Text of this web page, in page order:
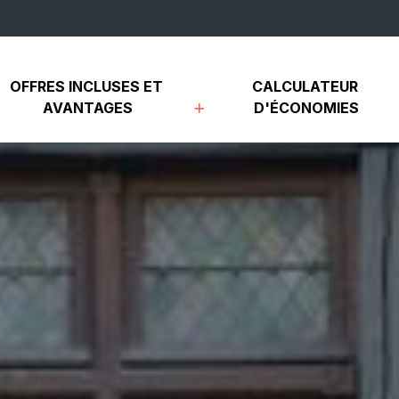
OFFRES INCLUSES ET
AVANTAGES
CALCULATEUR
D'ÉCONOMIES